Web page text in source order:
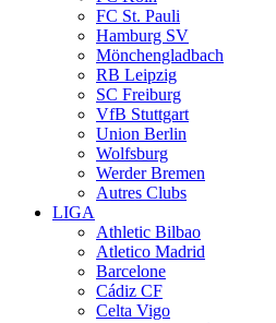
FC St. Pauli
Hamburg SV
Mönchengladbach
RB Leipzig
SC Freiburg
VfB Stuttgart
Union Berlin
Wolfsburg
Werder Bremen
Autres Clubs
LIGA
Athletic Bilbao
Atletico Madrid
Barcelone
Cádiz CF
Celta Vigo